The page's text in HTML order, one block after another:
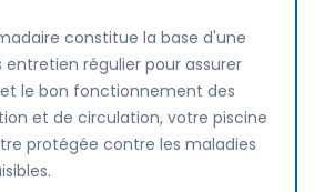
constitue la base d'une
entretien régulier pour assurer
le bon fonctionnement des
et de circulation, votre piscine
protégée contre les maladies